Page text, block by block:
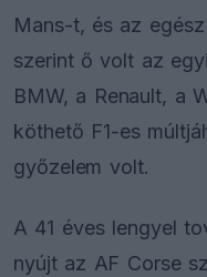
Mans-t, és az
szerint ő volt az
BMW, a Renault, a
köthető F1-es
győzelem volt.
A 41 éves lengyel
nyújt az AF Corse